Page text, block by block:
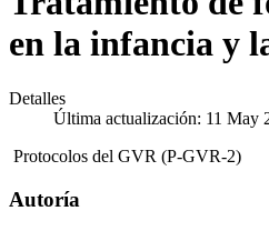
en la infancia y
Detalles
Última actualización: 11 May
Protocolos del GVR (P-GVR-2)
Autoría